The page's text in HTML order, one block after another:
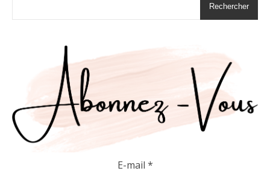
Rechercher
E-mail *